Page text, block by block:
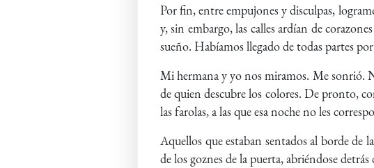
Por fin, entre empujones y disculpas,
y, sin embargo, las calles ardían de
sueño. Habíamos llegado de todas partes
Mi hermana y yo nos miramos. Me sonrió.
de quien descubre los colores. De pronto,
las farolas, a las que esa noche no les
Aquellos que estaban sentados al borde de
de los goznes de la puerta, abriéndose